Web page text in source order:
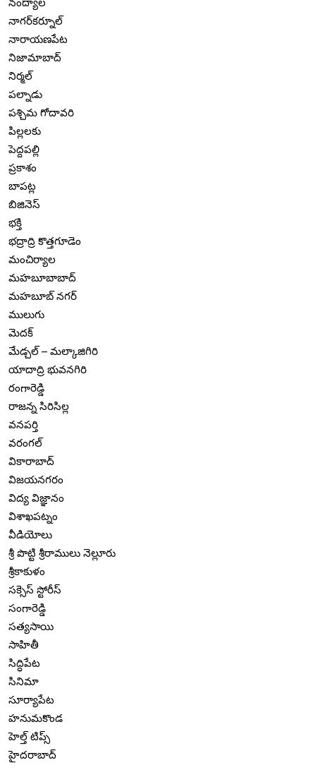
నాగర్‌కర్నూల్
నారాయణపేట
నిజామాబాద్
నిర్మల్
పల్నాడు
పశ్చిమ గోదావరి
పిల్లలకు
పెద్దపల్లి
ప్రకాశం
బాపట్ల
బిజినెస్
భక్తి
భద్రాద్రి కొత్తగూడెం
మంచిర్యాల
మహబూబాబాద్
మహబూబ్ నగర్
ములుగు
మెదక్
మేడ్చల్ – మల్కాజిగిరి
యాదాద్రి భువనగిరి
రంగారెడ్డి
రాజన్న సిరిసిల్ల
వనపర్తి
వరంగల్
వికారాబాద్
విజయనగరం
విద్య విజ్ఞానం
విశాఖపట్నం
వీడియోలు
శ్రీ పొట్టి శ్రీరాములు నెల్లూరు
శ్రీకాకుళం
సక్సెస్ స్టోరీస్
సంగారెడ్డి
సత్యసాయి
సాహితీ
సిద్ధిపేట
సినిమా
సూర్యాపేట
హనుమకొండ
హెల్త్ టిప్స్
హైదరాబాద్